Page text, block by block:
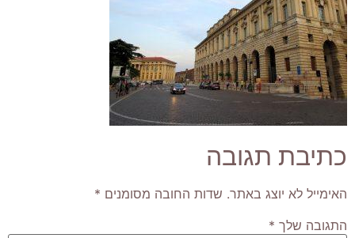
כתיבת תגובה
האימייל לא יוצג באתר. שדות החובה מסומנים *
התגובה שלך *